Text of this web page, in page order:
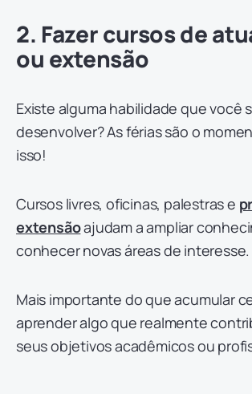
2. Fazer cursos de
ou extensão
Existe alguma habilidade que você
desenvolver? As férias são o
isso!
Cursos livres, oficinas, palestras e
extensãoajudam a ampliar
conhecer novas áreas de interesse.
Mais importante do que acumular
aprender algo que realmente
seus objetivos acadêmicos ou